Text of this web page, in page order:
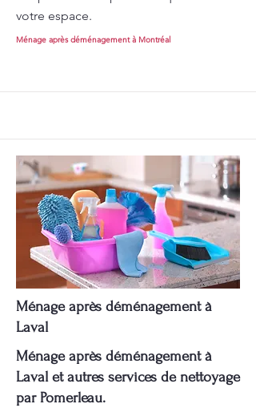
votre espace.
Ménage après déménagement à Montréal
Ménage après déménagement à
Laval
Ménage après déménagement à
Laval et autres services de nettoyage
par Pomerleau.